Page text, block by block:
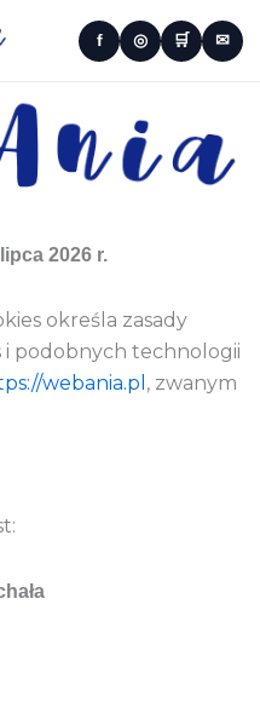
f ◎ 🛒 ✉
2026 r.
określa zasady
i podobnych technologii
webania.pl , zwanym